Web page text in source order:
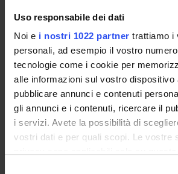
Uso responsabile dei dati
Noi e i nostri 1022 partner trattiamo i
personali, ad esempio il vostro
tecnologie come i cookie per
alle informazioni sul vostro dispositivo
pubblicare annunci e contenuti
gli annunci e i contenuti, ricercare il
i servizi. Avete la possibilità di
vostri dati e per quali scopi. Le vostre
Le informazioni riguardanti le
Come iscriversi e Requisiti di
Avvisi
Organi collegiali e di governo
OFFERTA FORMATIVA